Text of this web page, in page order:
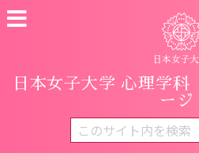
日本女子大学 心理学科
ージ